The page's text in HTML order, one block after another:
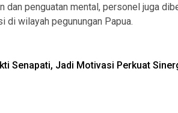
dan penguatan mental, personel juga
di wilayah pegunungan Papua.
Senapati, Jadi Motivasi Perkuat